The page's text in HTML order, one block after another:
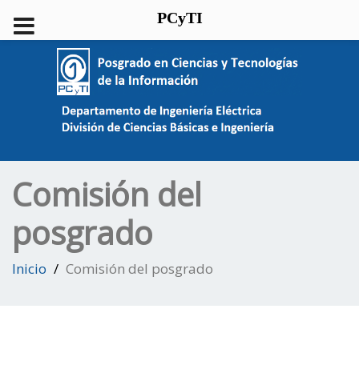
Comisión del
posgrado
Inicio Comisión del posgrado
PCyTI